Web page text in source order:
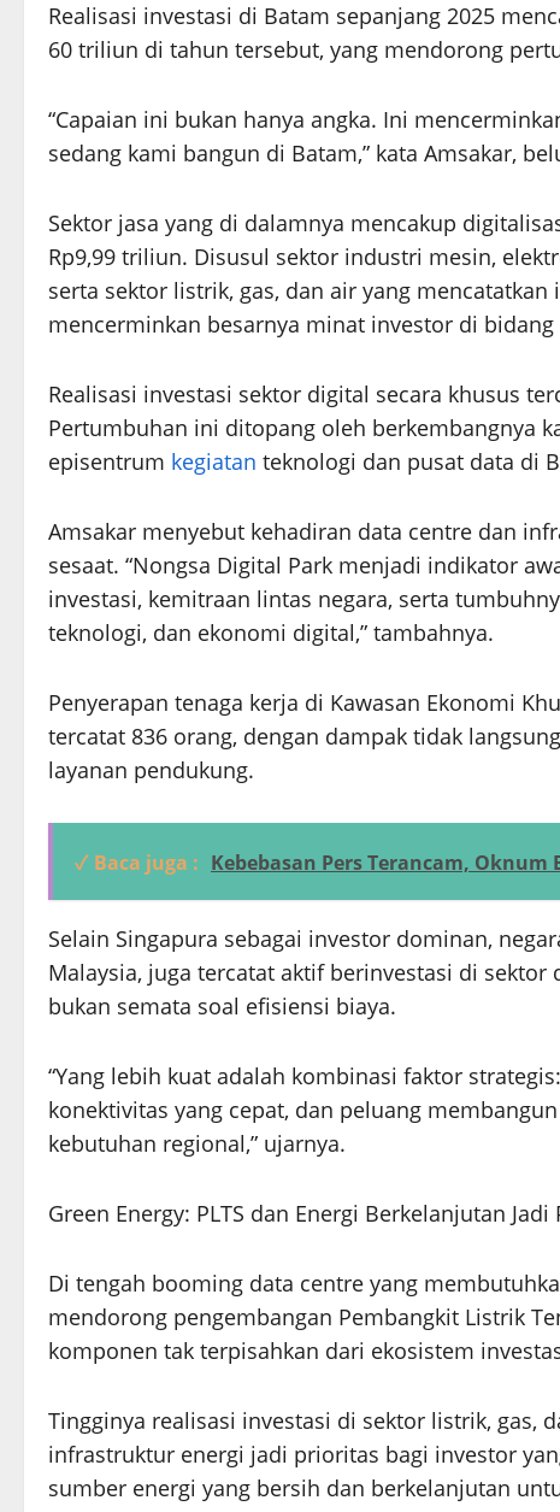
Realisasi investasi di Batam sepanjang 2025
60 triliun di tahun tersebut, yang mendorong
“Capaian ini bukan hanya angka. Ini
sedang kami bangun di Batam,” kata Amsakar,
Sektor jasa yang di dalamnya mencakup
Rp9,99 triliun. Disusul sektor industri mesin,
serta sektor listrik, gas, dan air yang
mencerminkan besarnya minat investor di
Realisasi investasi sektor digital secara khusus
Pertumbuhan ini ditopang oleh berkembangnya
episentrum kegiatan teknologi dan pusat data di
Amsakar menyebut kehadiran data centre dan
sesaat. “Nongsa Digital Park menjadi indikator
investasi, kemitraan lintas negara, serta
teknologi, dan ekonomi digital,” tambahnya.
Penyerapan tenaga kerja di Kawasan Ekonomi
tercatat 836 orang, dengan dampak tidak
layanan pendukung.
✓ Baca juga : Kebebasan Pers Terancam,
Selain Singapura sebagai investor dominan,
Malaysia, juga tercatat aktif berinvestasi di
bukan semata soal efisiensi biaya.
“Yang lebih kuat adalah kombinasi faktor
konektivitas yang cepat, dan peluang membangun
kebutuhan regional,” ujarnya.
Green Energy: PLTS dan Energi Berkelanjutan Jadi
Di tengah booming data centre yang
mendorong pengembangan Pembangkit Listrik
komponen tak terpisahkan dari ekosistem
Tingginya realisasi investasi di sektor listrik, gas,
infrastruktur energi jadi prioritas bagi investor
sumber energi yang bersih dan berkelanjutan